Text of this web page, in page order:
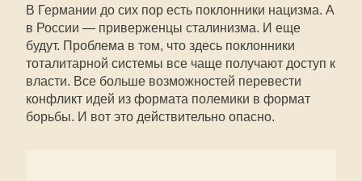
В Германии до сих пор есть поклонники нацизма. А
в России — приверженцы сталинизма. И еще
будут. Проблема в том, что здесь поклонники
тоталитарной системы все чаще получают доступ к
власти. Все больше возможностей перевести
конфликт идей из формата полемики в формат
борьбы. И вот это действительно опасно.